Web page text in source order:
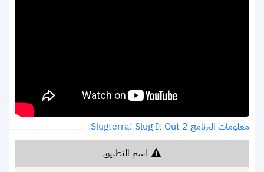
معلومات البرنامج Slugterra: Slug It Out 2‏
اسم التطبيق